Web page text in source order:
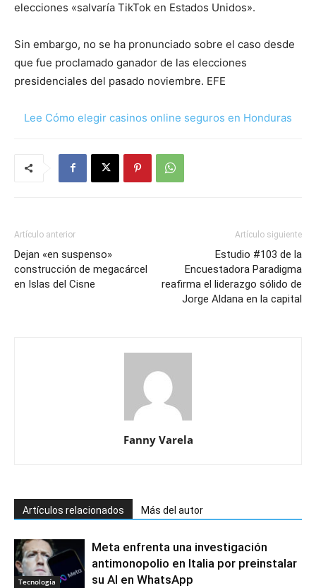
elecciones «salvaría TikTok en Estados Unidos».
Sin embargo, no se ha pronunciado sobre el caso desde
que fue proclamado ganador de las elecciones
presidenciales del pasado noviembre. EFE
Lee Cómo elegir casinos online seguros en Honduras
Artículo anterior
Dejan «en suspenso»
construcción de megacárcel
en Islas del Cisne
Artículo siguiente
Estudio #103 de la
Encuestadora Paradigma
reafirma el liderazgo sólido de
Jorge Aldana en la capital
Fanny Varela
Artículos relacionados Más del autor
Tecnología
Meta enfrenta una investigación
antimonopolio en Italia por preinstalar
su AI en WhatsApp